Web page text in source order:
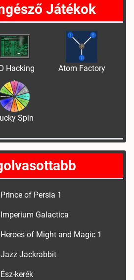
Játékok
Hacking Atom Factory
Spin
Prince of Persia 1
Imperium Galactica
Heroes of Might and Magic 1
Jazz Jackrabbit
Ész-kerék